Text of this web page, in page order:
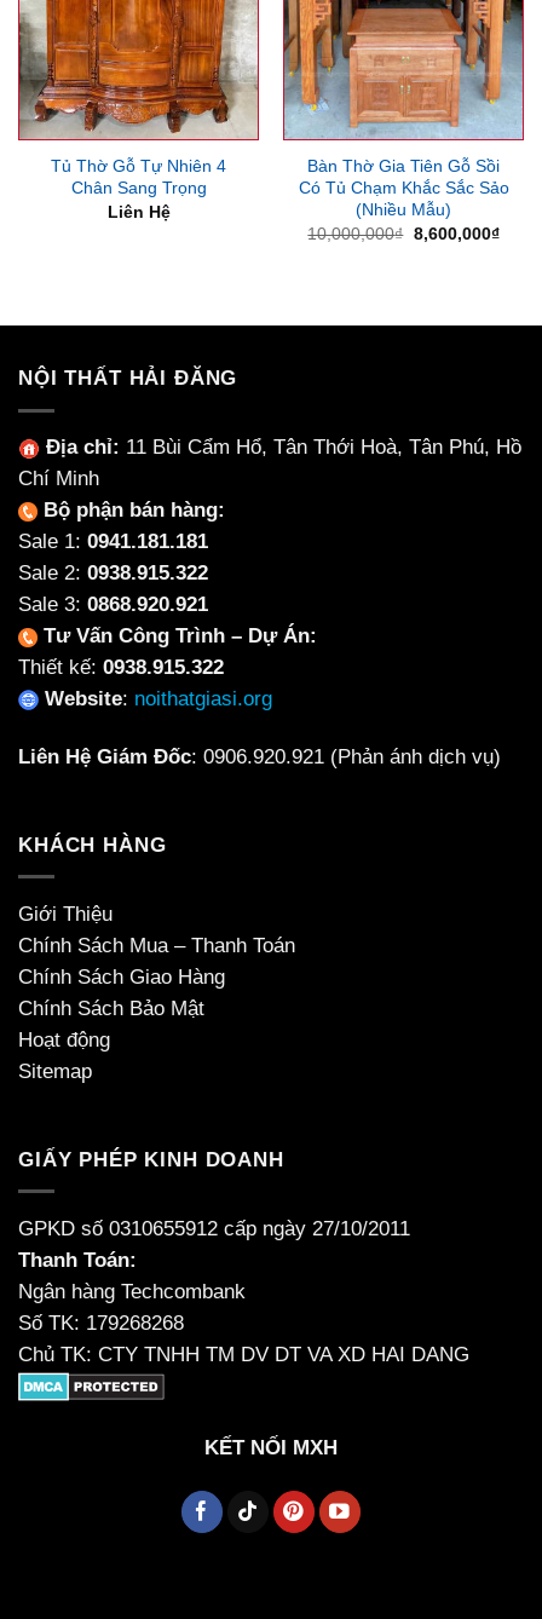
Tủ Thờ Gỗ Tự Nhiên 4
Chân Sang Trọng
Liên Hệ
Bàn Thờ Gia Tiên Gỗ Sồi
Có Tủ Chạm Khắc Sắc Sảo
(Nhiều Mẫu)
10,000,000₫ Giá
8,600,000₫Giá
NỘI THẤT HẢI ĐĂNG
Địa chỉ: 11 Bùi Cẩm Hổ, Tân Thới Hoà, Tân Phú, Hồ
Chí Minh
Bộ phận bán hàng:
Sale 1: 0941.181.181
Sale 2: 0938.915.322
Sale 3: 0868.920.921
Tư Vấn Công Trình – Dự Án:
Thiết kế: 0938.915.322
Website: noithatgiasi.org
Liên Hệ Giám Đốc: 0906.920.921 (Phản ánh dịch vụ)
KHÁCH HÀNG
Giới Thiệu
Chính Sách Mua – Thanh Toán
Chính Sách Giao Hàng
Chính Sách Bảo Mật
Hoạt động
Sitemap
GIẤY PHÉP KINH DOANH
GPKD số 0310655912 cấp ngày 27/10/2011
Thanh Toán:
Ngân hàng Techcombank
Số TK: 179268268
Chủ TK: CTY TNHH TM DV DT VA XD HAI DANG
KẾT NỐI MXH